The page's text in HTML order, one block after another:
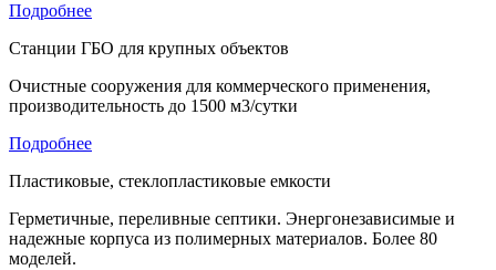
Подробнее
Станции ГБО для крупных объектов
Очистные сооружения для коммерческого применения,
производительность до 1500 м3/сутки
Подробнее
Пластиковые, стеклопластиковые емкости
Герметичные, переливные септики. Энергонезависимые и
надежные корпуса из полимерных материалов. Более 80
моделей.